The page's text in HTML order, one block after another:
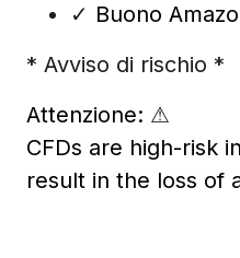
✓ Buono
* Avviso di rischio *
Attenzione: ⚠
CFDs are high-risk
result in the loss of